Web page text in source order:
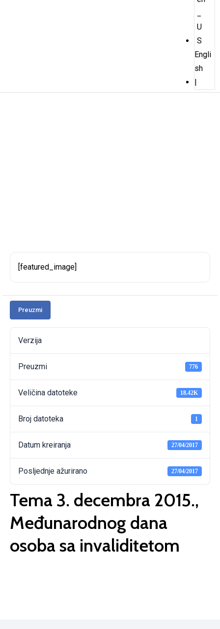
Engli
sh
|
[featured_image]
Preuzmi
Verzija
Preuzmi 776
Veličina datoteke 18.42K
Broj datoteka 1
Datum kreiranja 27/04/2017
Posljednje ažurirano 27/04/2017
Tema 3. decembra 2015.,
Međunarodnog dana
osoba sa invaliditetom